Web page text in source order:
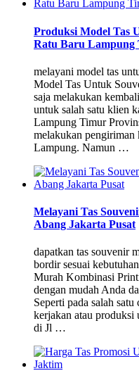
Produksi Model Tas
Ratu Baru Lampung
melayani model tas
Model Tas Untuk
saja melakukan
untuk salah satu klien
Lampung Timur
melakukan pengiriman
Lampung. Namun …
Melayani Tas
Abang Jakarta Pusat
dapatkan tas souvenir
bordir sesuai
Murah Kombinasi
dengan mudah Anda
Seperti pada salah
kerjakan atau produksi
di Jl …